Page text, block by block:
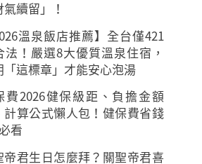
氣續留」！
溫泉飯店推薦】全台僅421
法！嚴選8大優質溫泉住宿，
「這標章」才能安心泡湯
費2026健保級距、負擔金額
計算公式懶人包！健保費省錢
看
帝君生日怎麼拜？關聖帝君喜